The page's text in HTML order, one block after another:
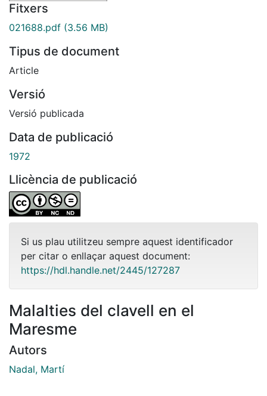
Fitxers
021688.pdf (3.56 MB)
Tipus de document
Article
Versió
Versió publicada
Data de publicació
1972
Llicència de publicació
Si us plau utilitzeu sempre aquest identificador
per citar o enllaçar aquest document:
https://hdl.handle.net/2445/127287
Malalties del clavell en el
Maresme
Autors
Nadal, Martí